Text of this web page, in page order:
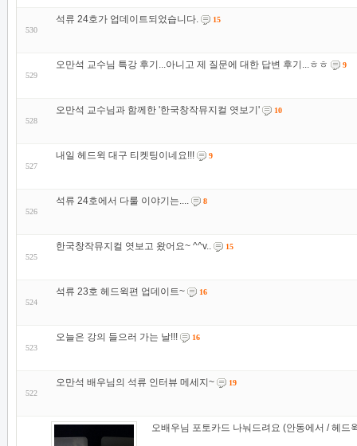
530
석류 24호가 업데이트되었습니다. 15
529
오만석 교수님 특강 후기...아니고 제 질문에 대한 답변 후기...ㅎㅎ 9
528
오만석 교수님과 함께한 '한국창작뮤지컬 엿보기' 10
527
내일 헤드윅 대구 티켓팅이네요!!! 9
526
석류 24호에서 다룰 이야기는.... 8
525
한국창작뮤지컬 엿보고 왔어요~ ^^v.. 15
524
석류 23호 헤드윅편 업데이트~ 16
523
오늘은 강의 들으러 가는 날!!! 16
522
오만석 배우님의 석류 인터뷰 메세지~ 19
오배우님 포토카드 나눠드려요 (안동에서 / 헤드